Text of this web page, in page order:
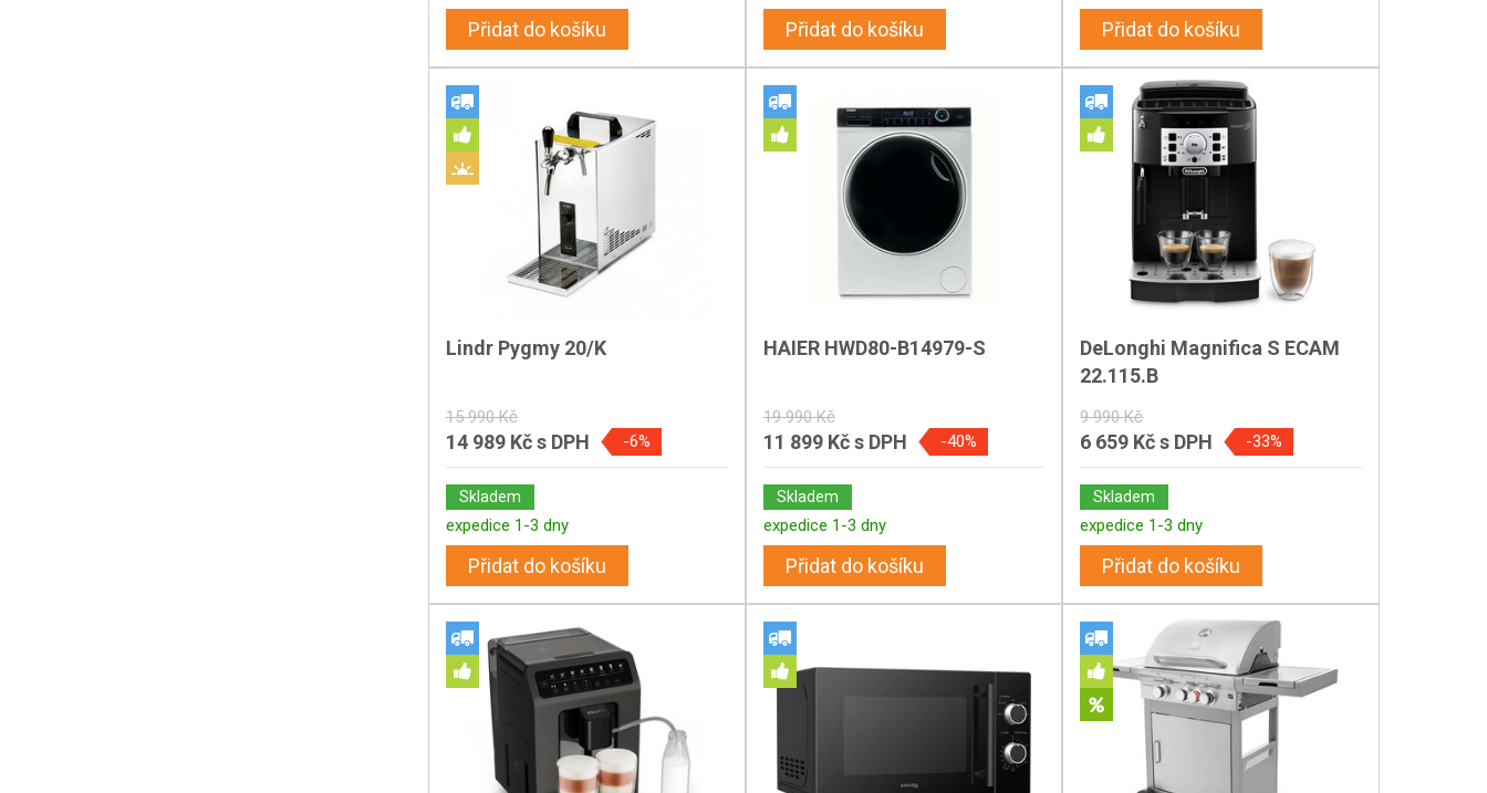
Přidat do košíku Přidat do košíku Přidat do košíku
Lindr Pygmy 20/K
15 990 Kč
14 989 Kčs DPH -6%
Skladem
expedice 1-3 dny
Přidat do košíku
HAIER HWD80-B14979-S
19 990 Kč
11 899 Kčs DPH -40%
Skladem
expedice 1-3 dny
Přidat do košíku
DeLonghi Magnifica S ECAM
22.115.B
9 990 Kč
6 659 Kčs DPH -33%
Skladem
expedice 1-3 dny
Přidat do košíku